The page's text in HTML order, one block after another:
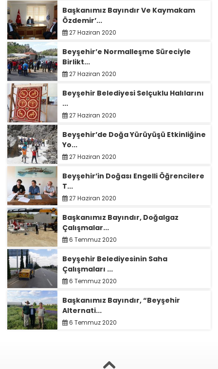
Başkanımız Bayındır Ve Kaymakam
Özdemir’...
27 Haziran 2020
Beyşehir’e Normalleşme Süreciyle
Birlikt...
27 Haziran 2020
Beyşehir Belediyesi Selçuklu Halılarını
...
27 Haziran 2020
Beyşehir’de Doğa Yürüyüşü Etkinliğine
Yo...
27 Haziran 2020
Beyşehir’in Doğası Engelli Öğrencilere
T...
27 Haziran 2020
Başkanımız Bayındır, Doğalgaz
Çalışmalar...
6 Temmuz 2020
Beyşehir Belediyesinin Saha
Çalışmaları ...
6 Temmuz 2020
Başkanımız Bayındır, “Beyşehir
Alternati...
6 Temmuz 2020